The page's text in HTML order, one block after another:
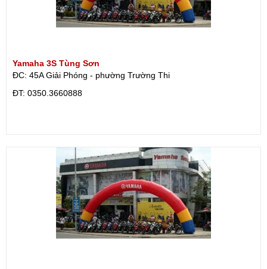
Yamaha 3S Tùng Sơn
ĐC: 45A Giải Phóng - phường Trường Thi
ÐT: 0350.3660888